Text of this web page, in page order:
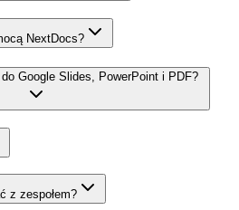
NextDocs?
Google Slides, PowerPoint i PDF?
z zespołem?